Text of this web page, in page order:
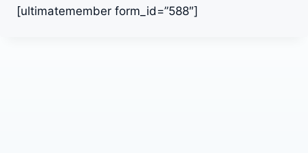
[ultimatemember form_id=”588″]